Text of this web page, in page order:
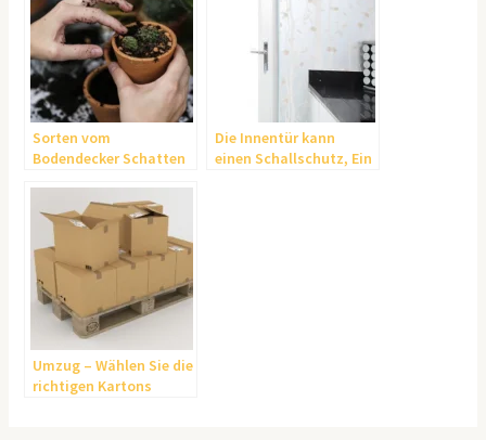
Sorten vom
Bodendecker Schatten
Die Innentür kann
einen Schallschutz, Ein
Umzug – Wählen Sie die
richtigen Kartons